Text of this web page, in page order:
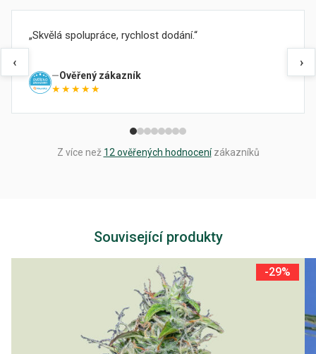
‹
Skvělá spolupráce, rychlost dodání.
Ověřený zákazník
★★★★★
›
Z více než 12 ověřených hodnocenízákazníků
Související produkty
-29%